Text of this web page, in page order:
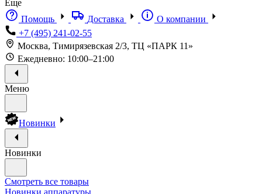
Еще
Помощь
Доставка
О компании
+7 (495) 241-02-55
Москва, Тимирязевская 2/3, ТЦ «ПАРК 11»
Ежедневно: 10:00–21:00
Меню
Новинки
Новинки
Смотреть все товары
Новинки аппаратуры